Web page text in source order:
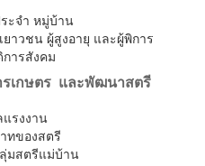
ะจำ หมู่บ้าน
าวชน ผู้สูงอายุ และผู้พิการ
ารสังคม
รเกษตร และพัฒนาสตรี
รงงาน
ทของสตรี
มสตรีแม่บ้าน